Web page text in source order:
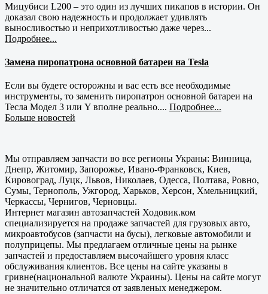
Мицубиси L200 – это один из лучших пикапов в истории. Он
доказал свою надежность и продолжает удивлять
выносливостью и неприхотливостью даже через...
Подробнее...
Замена пиропатрона основной батареи на Tesla
Если вы будете осторожны и вас есть все необходимые
инструменты, то заменить пиропатрон основной батареи на
Тесла Модел 3 или Y вполне реально.... Подробнее...
Больше новостей
Мы отправляем запчасти во все регионы Украны: Винница,
Днепр, Житомир, Запорожье, Ивано-Франковск, Киев,
Кировоград, Луцк, Львов, Николаев, Одесса, Полтава, Ровно,
Сумы, Тернополь, Ужгород, Харьков, Херсон, Хмельницкий,
Черкассы, Чернигов, Черновцы.
Интернет магазин автозапчастей Ходовик.ком
специализируется на продаже запчастей для грузовых авто,
микроавтобусов (запчасти на бусы), легковые автомобили и
полуприцепы. Мы предлагаем отличные цены на рынке
запчастей и предоставляем высочайшего уровня класс
обслуживания клиентов. Все цены на сайте указаны в
гривне(национальной валюте Украины). Цены на сайте могут
не значительно отличатся от заявленых менеджером.